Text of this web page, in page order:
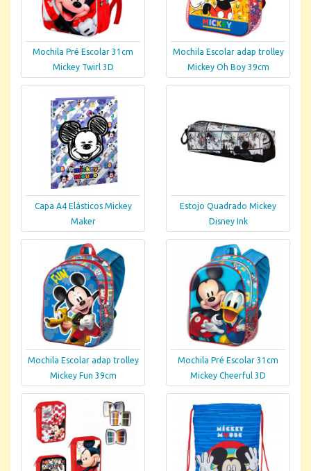
Mochila Pré Escolar 31cm
Mickey Twirl 3D
Mochila Escolar adap trolley
Mickey Oh Boy 39cm
Capa A4 Elásticos Mickey
Maker
Estojo Quadrado Mickey
Disney Ink
Mochila Escolar adap trolley
Mickey Fun 39cm
Mochila Pré Escolar 31cm
Mickey Cheerful 3D